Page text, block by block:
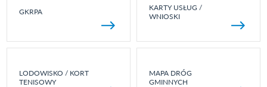
GKRPA
KARTY USŁUG /
WNIOSKI
LODOWISKO / KORT
TENISOWY
MAPA DRÓG
GMINNYCH